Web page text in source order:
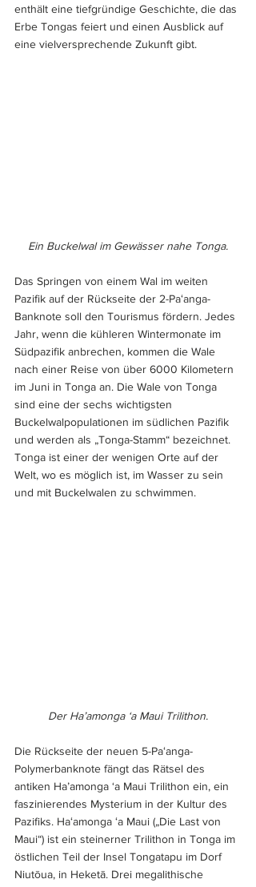
enthält eine tiefgründige Geschichte, die das
Erbe Tongas feiert und einen Ausblick auf
eine vielversprechende Zukunft gibt.
Ein Buckelwal im Gewässer nahe Tonga.
Das Springen von einem Wal im weiten
Pazifik auf der Rückseite der 2-Paʻanga-
Banknote soll den Tourismus fördern. Jedes
Jahr, wenn die kühleren Wintermonate im
Südpazifik anbrechen, kommen die Wale
nach einer Reise von über 6000 Kilometern
im Juni in Tonga an. Die Wale von Tonga
sind eine der sechs wichtigsten
Buckelwalpopulationen im südlichen Pazifik
und werden als „Tonga-Stamm“ bezeichnet.
Tonga ist einer der wenigen Orte auf der
Welt, wo es möglich ist, im Wasser zu sein
und mit Buckelwalen zu schwimmen.
Der Ha’amonga ‘a Maui Trilithon.
Die Rückseite der neuen 5-Paʻanga-
Polymerbanknote fängt das Rätsel des
antiken Ha’amonga ‘a Maui Trilithon ein, ein
faszinierendes Mysterium in der Kultur des
Pazifiks. Haʻamonga ʻa Maui („Die Last von
Maui“) ist ein steinerner Trilithon in Tonga im
östlichen Teil der Insel Tongatapu im Dorf
Niutōua, in Heketā. Drei megalithische